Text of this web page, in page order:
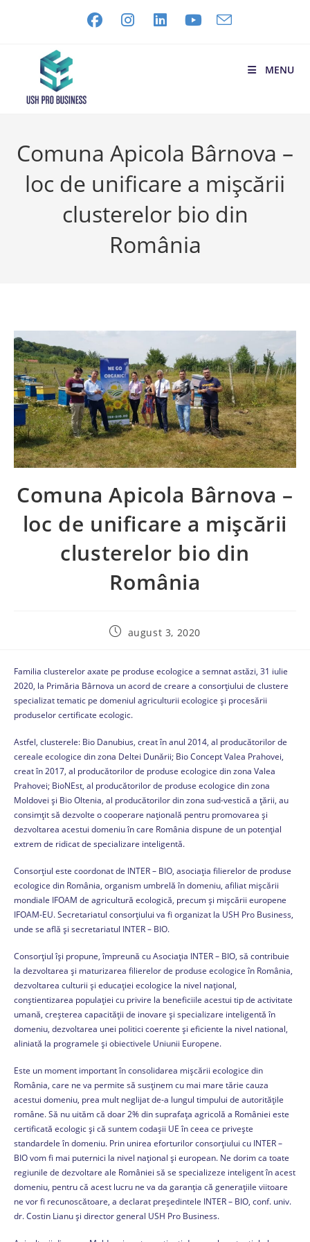
MENU
Comuna Apicola Bârnova –
loc de unificare a mișcării
clusterelor bio din
România
Comuna Apicola Bârnova –
loc de unificare a mișcării
clusterelor bio din
România
august 3, 2020
Familia clusterelor axate pe produse ecologice a semnat astăzi, 31 iulie
2020, la Primăria Bârnova un acord de creare a consorțiului de clustere
specializat tematic pe domeniul agriculturii ecologice și procesării
produselor certificate ecologic.
Astfel, clusterele: Bio Danubius, creat în anul 2014, al producătorilor de
cereale ecologice din zona Deltei Dunării; Bio Concept Valea Prahovei,
creat în 2017, al producătorilor de produse ecologice din zona Valea
Prahovei; BioNEst, al producătorilor de produse ecologice din zona
Moldovei și Bio Oltenia, al producătorilor din zona sud-vestică a țării, au
consimțit să dezvolte o cooperare națională pentru promovarea și
dezvoltarea acestui domeniu în care România dispune de un potențial
extrem de ridicat de specializare inteligentă.
Consorțiul este coordonat de INTER – BIO, asociația filierelor de produse
ecologice din România, organism umbrelă în domeniu, afiliat mișcării
mondiale IFOAM de agricultură ecologică, precum și mișcării europene
IFOAM-EU. Secretariatul consorțiului va fi organizat la USH Pro Business,
unde se află și secretariatul INTER – BIO.
Consorțiul își propune, împreună cu Asociația INTER – BIO, să contribuie
la dezvoltarea și maturizarea filierelor de produse ecologice în România,
dezvoltarea culturii și educației ecologice la nivel național,
conștientizarea populației cu privire la beneficiile acestui tip de activitate
umană, creșterea capacității de inovare și specializare inteligentă în
domeniu, dezvoltarea unei politici coerente și eficiente la nivel national,
aliniată la programele și obiectivele Uniunii Europene.
Este un moment important în consolidarea mișcării ecologice din
România, care ne va permite să susținem cu mai mare tărie cauza
acestui domeniu, prea mult neglijat de-a lungul timpului de autoritățile
române. Să nu uităm că doar 2% din suprafața agricolă a României este
certificată ecologic și că suntem codașii UE în ceea ce privește
standardele în domeniu. Prin unirea eforturilor consorțiului cu INTER –
BIO vom fi mai puternici la nivel național și european. Ne dorim ca toate
regiunile de dezvoltare ale României să se specializeze inteligent în acest
domeniu, pentru că acest lucru ne va da garanția că generațiile viitoare
ne vor fi recunoscătoare, a declarat președintele INTER – BIO, conf. univ.
dr. Costin Lianu și director general USH Pro Business.